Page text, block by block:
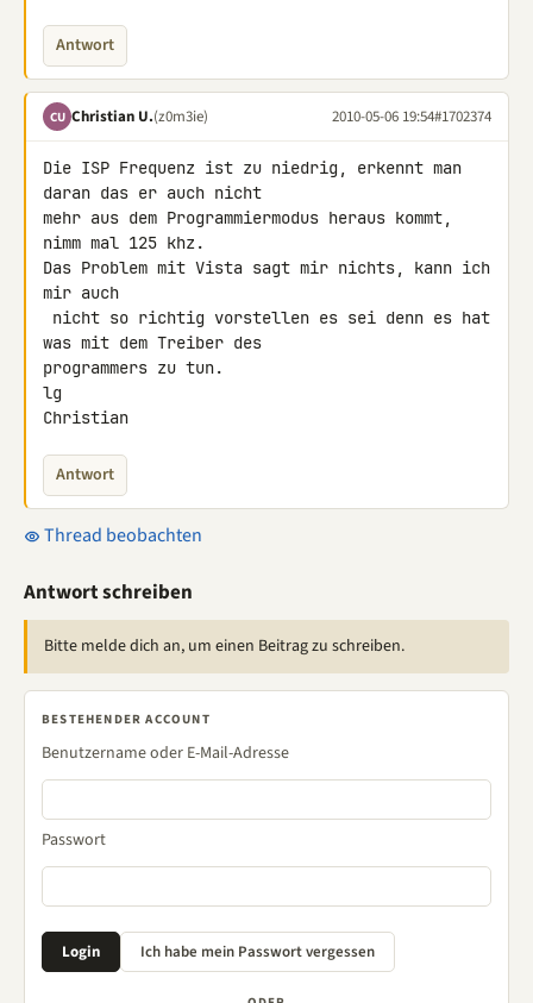
Antwort
CU Christian U.(z0m3ie) 2010-05-06 19:54#1702374
Die ISP Frequenz ist zu niedrig, erkennt man
daran das er auch nicht
mehr aus dem Programmiermodus heraus kommt,
nimm mal 125 khz.
Das Problem mit Vista sagt mir nichts, kann ich
mir auch
was mit dem Treiber des
programmers zu tun.
lg
Christian
Antwort
Thread beobachten
Antwort schreiben
Bitte melde dich an, um einen Beitrag zu schreiben.
BESTEHENDER ACCOUNT
Benutzername oder E-Mail-Adresse
Passwort